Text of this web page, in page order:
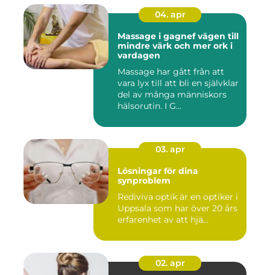
04. apr
Massage i gagnef vägen till
mindre värk och mer ork i
vardagen
Massage har gått från att
vara lyx till att bli en självklar
del av många människors
hälsorutin. I G...
03. apr
Lösningar för dina
synproblem
Rediviva optik är en optiker i
Uppsala som har över 20 års
erfarenhet av att hjä...
02. apr